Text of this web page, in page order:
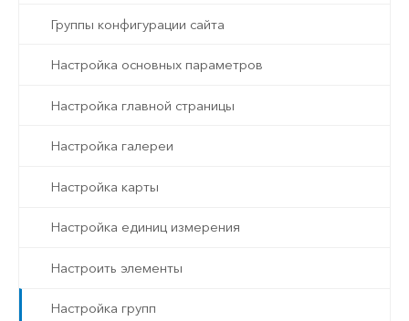
Группы конфигурации сайта
Настройка основных параметров
Настройка главной страницы
Настройка галереи
Настройка карты
Настройка единиц измерения
Настроить элементы
Настройка групп